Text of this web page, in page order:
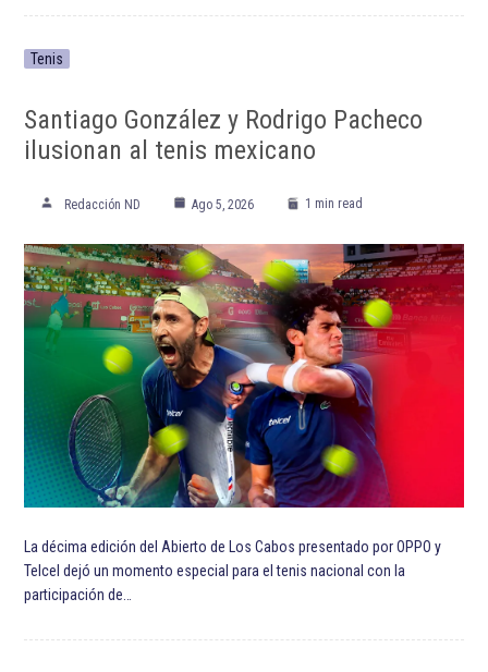
Tenis
Santiago González y Rodrigo Pacheco
ilusionan al tenis mexicano
Redacción ND Ago 5, 2026 1 min read
La décima edición del Abierto de Los Cabos presentado por OPPO y
Telcel dejó un momento especial para el tenis nacional con la
participación de…